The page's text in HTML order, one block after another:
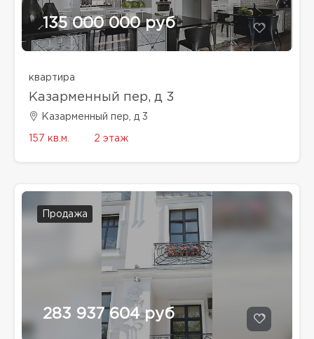
135 000 000 руб
квартира
Казарменный пер, д 3
Казарменный пер, д 3
157 кв.м. 2 этаж
Продажа
283 937 604 руб